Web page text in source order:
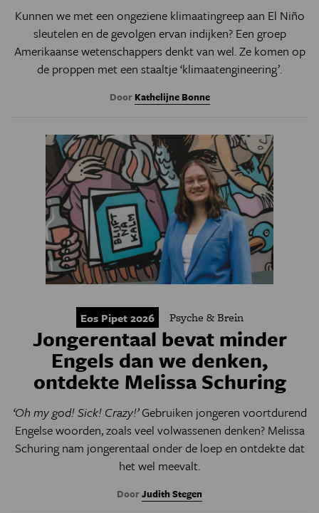
Kunnen we met een ongeziene klimaatingreep aan El Niño
sleutelen en de gevolgen ervan indijken? Een groep
Amerikaanse wetenschappers denkt van wel. Ze komen op
de proppen met een staaltje ‘klimaatengineering’.
Door Kathelijne Bonne
Eos Pipet 2026 Psyche & Brein
Jongerentaal bevat minder
Engels dan we denken,
ontdekte Melissa Schuring
‘Oh my god! Sick! Crazy!’Gebruiken jongeren voortdurend
Engelse woorden, zoals veel volwassenen denken? Melissa
Schuring nam jongerentaal onder de loep en ontdekte dat
het wel meevalt.
DoorJudith Stegen